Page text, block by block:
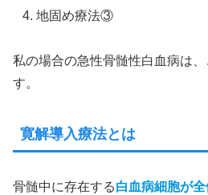
地固め療法③
私の場合の急性骨髄性白血病は
す。
寛解導入療法とは
骨髄中に存在する白血病細胞が